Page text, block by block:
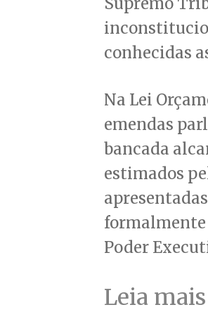
conhecidas
Na Lei
emendas
bancada
estimados
formalmente
Poder
Leia